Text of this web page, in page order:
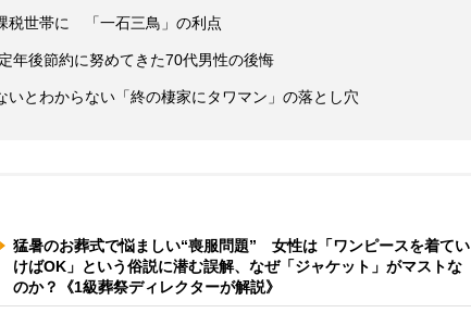
税世帯に 「一石三鳥」の利点
後節約に努めてきた70代男性の後悔
とわからない「終の棲家にタワマン」の落とし穴
猛暑のお葬式で悩ましい“喪服問題” 女性は「ワンピースを着てい
けばOK」という俗説に潜む誤解、なぜ「ジャケット」がマストな
のか？《1級葬祭ディレクターが解説》